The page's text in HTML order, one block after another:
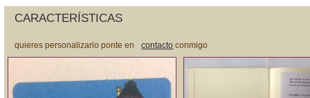
CARACTERÍSTICAS
quieres personalizarlo ponte en contacto conmigo